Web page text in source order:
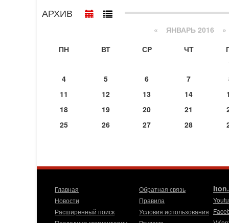
АРХИВ
« ЯНВАРЬ 2016 »
ПН
ВТ СР ЧТ
4
5 6 7
11
12 13 14
18
19 20 21
25
26 27 28
Главная
Новости
Расширенный поиск
Обратная связь
Правила
Условия использования